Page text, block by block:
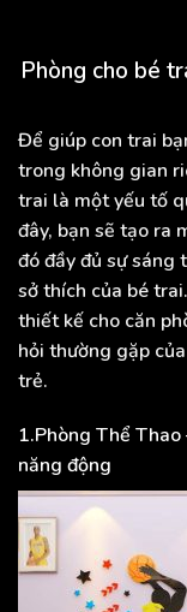
Phòng cho bé
Để giúp con trai
trong không gian
trai là một yếu tố
đây, bạn sẽ tạo ra
đó đầy đủ sự sáng
sở thích của bé
thiết kế cho căn
hỏi thường gặp
trẻ.
1.Phòng Thể
năng động